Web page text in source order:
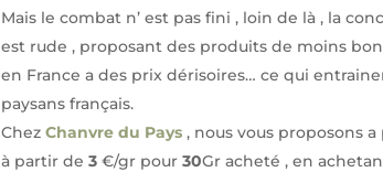
Mais le combat n’ est pas fini , loin de là , la
est rude , proposant des produits de moins
en France a des prix dérisoires… ce qui
paysans français.
Chez Chanvre du Pays, nous vous proposons a
à partir de 3€/gr pour 30Gr acheté , en